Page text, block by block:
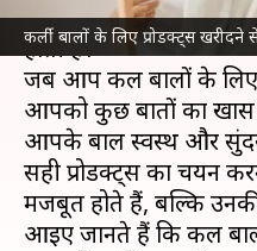
कर्ली बालों के लिए प्रोडक्ट्स खरीदने
कर्ली बालों की देखभाल
होती है।
जब आप कर्ली बालों के
आपको कुछ बातों का खास
आपके बाल स्वस्थ और
सही प्रोडक्ट्स का चयन
मजबूत होते हैं, बल्कि
आइए जानते हैं कि कर्ली